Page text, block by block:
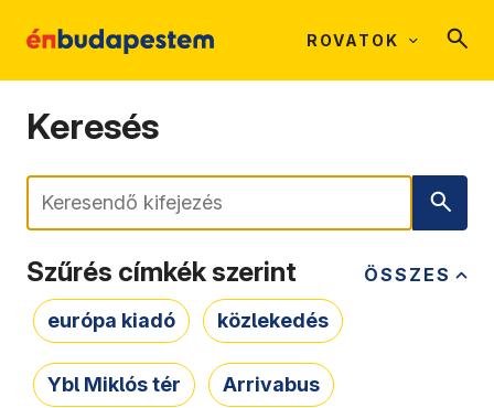
ROVATOK
Keresés
Keresés
ÖSSZES
Szűrés címkék szerint
európa kiadó közlekedés
Ybl Miklós tér Arrivabus